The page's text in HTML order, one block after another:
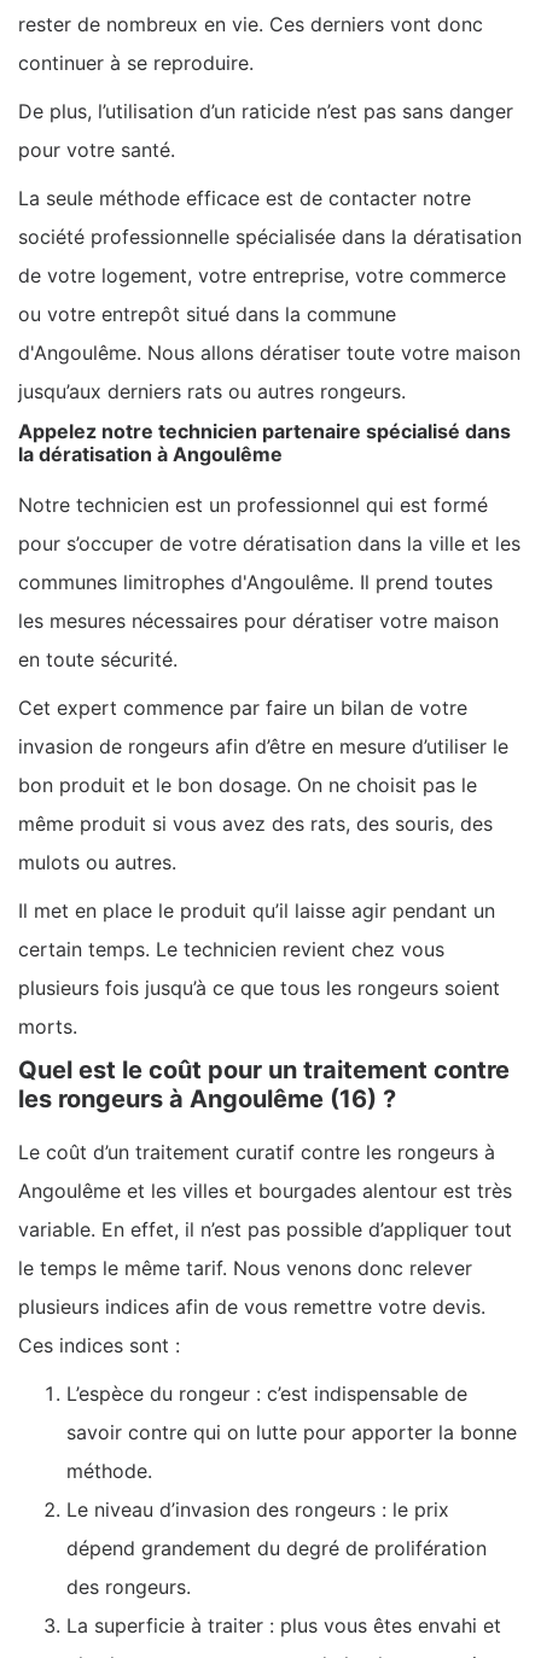
rester de nombreux en vie. Ces derniers vont donc
continuer à se reproduire.
De plus, l’utilisation d’un raticide n’est pas sans danger
pour votre santé.
La seule méthode efficace est de contacter notre
société professionnelle spécialisée dans la dératisation
de votre logement, votre entreprise, votre commerce
ou votre entrepôt situé dans la commune
d'Angoulême. Nous allons dératiser toute votre maison
jusqu’aux derniers rats ou autres rongeurs.
Appelez notre technicien partenaire spécialisé dans
la dératisation à Angoulême
Notre technicien est un professionnel qui est formé
pour s’occuper de votre dératisation dans la ville et les
communes limitrophes d'Angoulême. Il prend toutes
les mesures nécessaires pour dératiser votre maison
en toute sécurité.
Cet expert commence par faire un bilan de votre
invasion de rongeurs afin d’être en mesure d’utiliser le
bon produit et le bon dosage. On ne choisit pas le
même produit si vous avez des rats, des souris, des
mulots ou autres.
Il met en place le produit qu’il laisse agir pendant un
certain temps. Le technicien revient chez vous
plusieurs fois jusqu’à ce que tous les rongeurs soient
morts.
Quel est le coût pour un traitement contre
les rongeurs à Angoulême (16) ?
Le coût d’un traitement curatif contre les rongeurs à
Angoulême et les villes et bourgades alentour est très
variable. En effet, il n’est pas possible d’appliquer tout
le temps le même tarif. Nous venons donc relever
plusieurs indices afin de vous remettre votre devis.
Ces indices sont :
L’espèce du rongeur : c’est indispensable de
savoir contre qui on lutte pour apporter la bonne
méthode.
Le niveau d’invasion des rongeurs : le prix
dépend grandement du degré de prolifération
des rongeurs.
La superficie à traiter : plus vous êtes envahi et